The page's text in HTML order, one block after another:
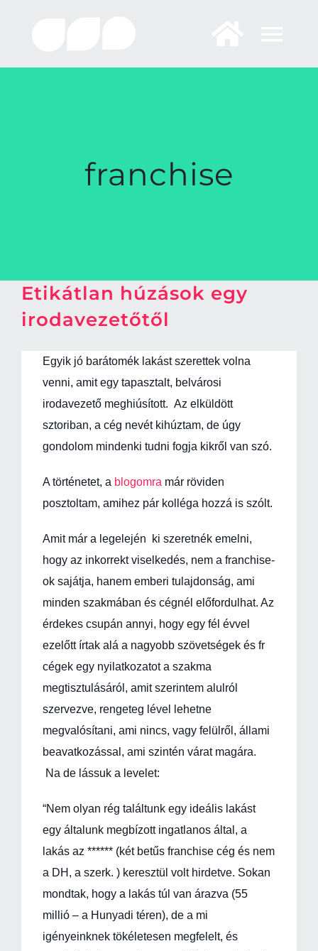
franchise
Etikátlan húzások egy
irodavezetőtől
Egyik jó barátomék lakást szerettek volna
venni, amit egy tapasztalt, belvárosi
irodavezető meghiúsított. Az elküldött
sztoriban, a cég nevét kihúztam, de úgy
gondolom mindenki tudni fogja kikről van szó.
A történetet, a blogomra már röviden
posztoltam, amihez pár kolléga hozzá is szólt.
Amit már a legelején ki szeretnék emelni,
hogy az inkorrekt viselkedés, nem a franchise-
ok sajátja, hanem emberi tulajdonság, ami
minden szakmában és cégnél előfordulhat. Az
érdekes csupán annyi, hogy egy fél évvel
ezelőtt írtak alá a nagyobb szövetségek és fr
cégek egy nyilatkozatot a szakma
megtisztulásáról, amit szerintem alulról
szervezve, rengeteg lével lehetne
megvalósítani, ami nincs, vagy felülről, állami
beavatkozással, ami szintén várat magára.
Na de lássuk a levelet:
“Nem olyan rég találtunk egy ideális lakást
egy általunk megbízott ingatlanos által, a
lakás az ****** (két betűs franchise cég és nem
a DH, a szerk. ) keresztül volt hirdetve. Sokan
mondtak, hogy a lakás túl van árazva (55
millió – a Hunyadi téren), de a mi
igényeinknek tökéletesen megfelelt, és